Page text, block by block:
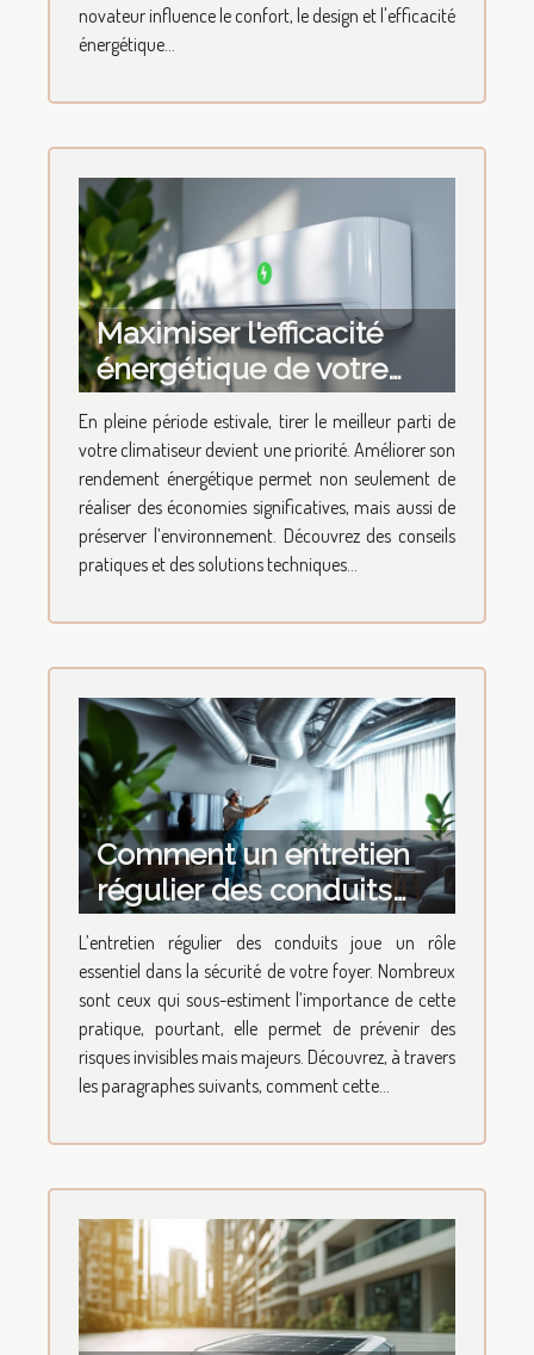
novateur influence le confort, le design et l'efficacité
énergétique...
Maximiser l'efficacité
énergétique de votre
climatiseur
En pleine période estivale, tirer le meilleur parti de
votre climatiseur devient une priorité. Améliorer son
rendement énergétique permet non seulement de
réaliser des économies significatives, mais aussi de
préserver l’environnement. Découvrez des conseils
pratiques et des solutions techniques...
Comment un entretien
régulier des conduits
augmente-t-il la sécurité
de votre foyer ?
L’entretien régulier des conduits joue un rôle
essentiel dans la sécurité de votre foyer. Nombreux
sont ceux qui sous-estiment l’importance de cette
pratique, pourtant, elle permet de prévenir des
risques invisibles mais majeurs. Découvrez, à travers
les paragraphes suivants, comment cette...